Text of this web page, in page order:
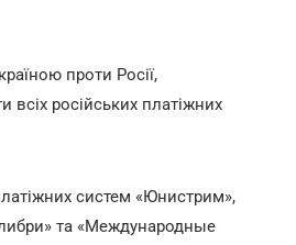
проти Росії,
всіх російських платіжних
систем «Юнистрим»,
та «Международные